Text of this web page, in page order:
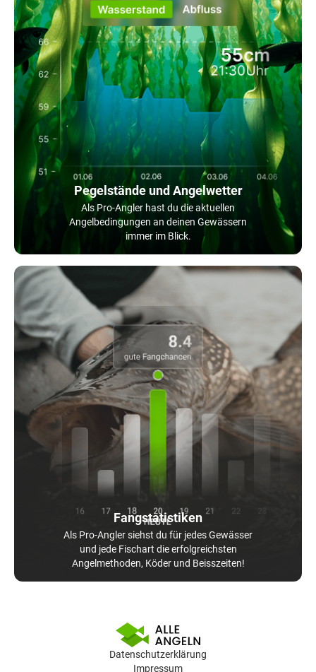
Pegelstände und Angelwetter
Als Pro-Angler hast du die aktuellen
Angelbedingungen an deinen Gewässern
immer im Blick.
Fangstatistiken
Als Pro-Angler siehst du für jedes Gewässer
und jede Fischart die erfolgreichsten
Angelmethoden, Köder und Beisszeiten!
Datenschutzerklärung
Impressum